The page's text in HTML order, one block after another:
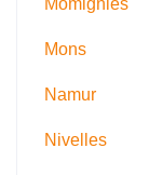
Mons
Namur
Nivelles